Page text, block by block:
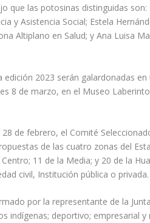
que las potosinas distinguidas son:
y Asistencia Social; Estela
Altiplano en Salud; y Ana Luisa
2023 serán galardonadas en
8 de marzo, en el Museo
de febrero, el Comité
de las cuatro zonas del
11 de la Media; y 20 de la
civil, Institución pública o privada.
por la representante de la
indígenas; deportivo; empresarial y